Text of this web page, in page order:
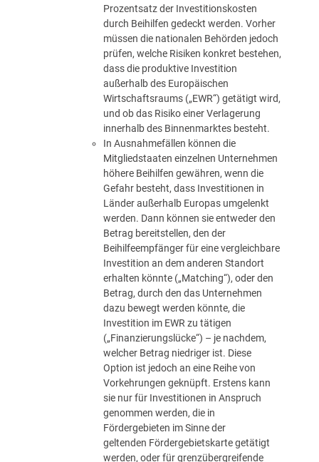
Prozentsatz der Investitionskosten
durch Beihilfen gedeckt werden. Vorher
müssen die nationalen Behörden jedoch
prüfen, welche Risiken konkret bestehen,
dass die produktive Investition
außerhalb des Europäischen
Wirtschaftsraums („EWR“) getätigt wird,
und ob das Risiko einer Verlagerung
innerhalb des Binnenmarktes besteht.
In Ausnahmefällen können die
Mitgliedstaaten einzelnen Unternehmen
höhere Beihilfen gewähren, wenn die
Gefahr besteht, dass Investitionen in
Länder außerhalb Europas umgelenkt
werden. Dann können sie entweder den
Betrag bereitstellen, den der
Beihilfeempfänger für eine vergleichbare
Investition an dem anderen Standort
erhalten könnte („Matching“), oder den
Betrag, durch den das Unternehmen
dazu bewegt werden könnte, die
Investition im EWR zu tätigen
(„Finanzierungslücke“) – je nachdem,
welcher Betrag niedriger ist. Diese
Option ist jedoch an eine Reihe von
Vorkehrungen geknüpft. Erstens kann
sie nur für Investitionen in Anspruch
genommen werden, die in
Fördergebieten im Sinne der
geltenden Fördergebietskartegetätigt
werden, oder für grenzübergreifende